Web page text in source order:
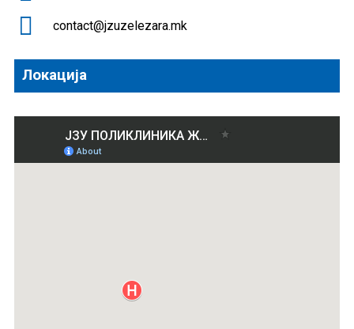
contact@jzuzelezara.mk
Локација